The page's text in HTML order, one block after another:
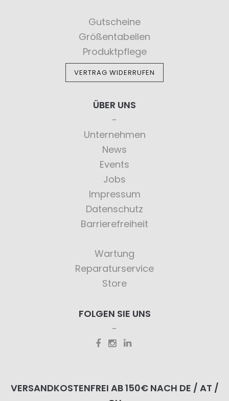
Gutscheine
Größentabellen
Produktpflege
VERTRAG WIDERRUFEN
ÜBER UNS
Unternehmen
News
Events
Jobs
Impressum
Datenschutz
Barrierefreiheit
Wartung
Reparaturservice
Store
FOLGEN SIE UNS
VERSANDKOSTENFREI AB 150€ NACH DE / AT /